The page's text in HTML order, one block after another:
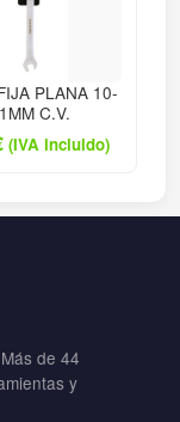
PLANA 10-
C.V.
(IVA incluido)
de 44
y